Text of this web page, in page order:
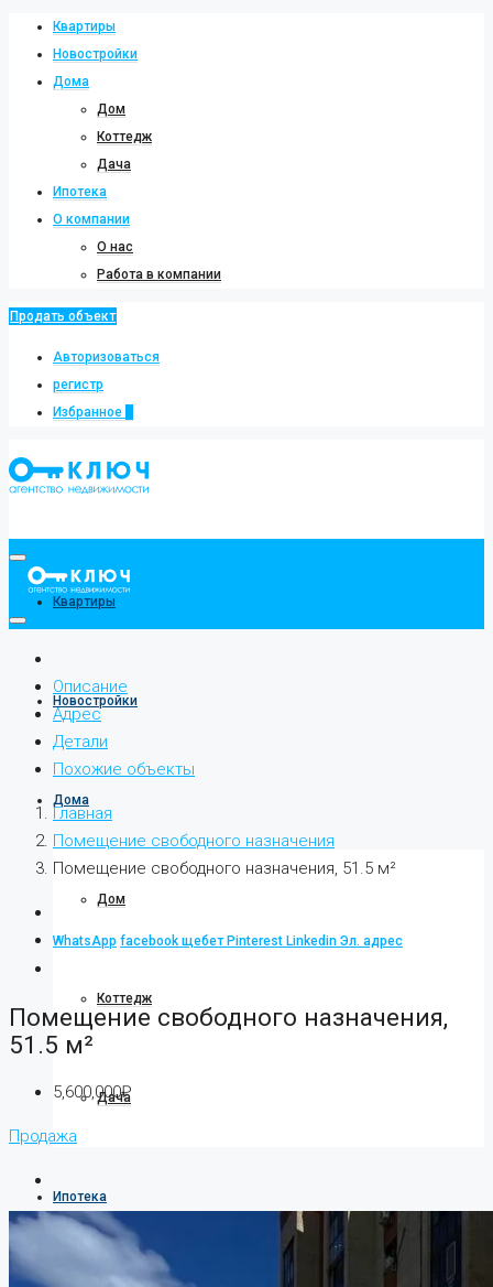
Квартиры
Новостройки
Дома
Дом
Коттедж
Дача
Ипотека
О компании
О нас
Работа в компании
Продать объект
Авторизоваться
регистр
Избранное
Квартиры
Новостройки
Дома
Дом
Коттедж
Дача
Ипотека
Описание
Адрес
Детали
Похожие объекты
Главная
Помещение свободного назначения
Помещение свободного назначения, 51.5 м²
WhatsApp facebook щебет Pinterest Linkedin Эл. адрес
Помещение свободного назначения,
51.5 м²
5,600,000₽
Продажа